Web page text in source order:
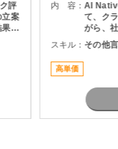
評
立案
や
内 容：AI
て、ク
がら、
計・課
推進い
スキル： その他
高単価